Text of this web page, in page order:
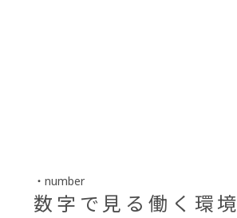
数字で見る働く環境
・number